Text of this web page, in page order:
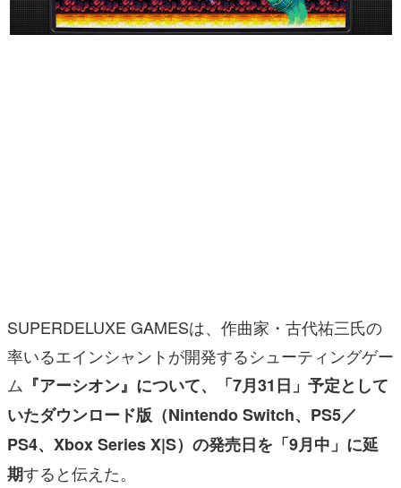
ゲームが変えた日本語
「経験値」「裏技」「ラスボス」… ゲームにまつわる言葉
電ファミニコゲーマーとは？
運営：株式会社マレ
SUPERDELUXE GAMESは、作曲家・古代祐三氏の
率いるエインシャントが開発するシューティングゲー
ム 『アーシオン』について、「7月31日」予定として
いたダウンロード版（Nintendo Switch、PS5／
PS4、Xbox Series X|S）の発売日を「9月中」に延
期すると伝えた。